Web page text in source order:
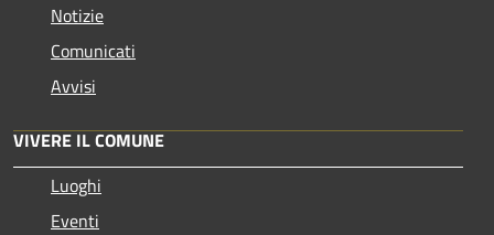
Notizie
Comunicati
Avvisi
VIVERE IL COMUNE
Luoghi
Eventi